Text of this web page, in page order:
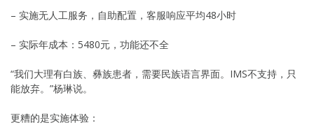
– 实施无人工服务，自助配置，客服响应平均48小时
– 实际年成本：5480元，功能还不全
“我们大理有白族、彝族患者，需要民族语言界面。IMS不支持，只
能放弃。”杨琳说。
更糟的是实施体验：